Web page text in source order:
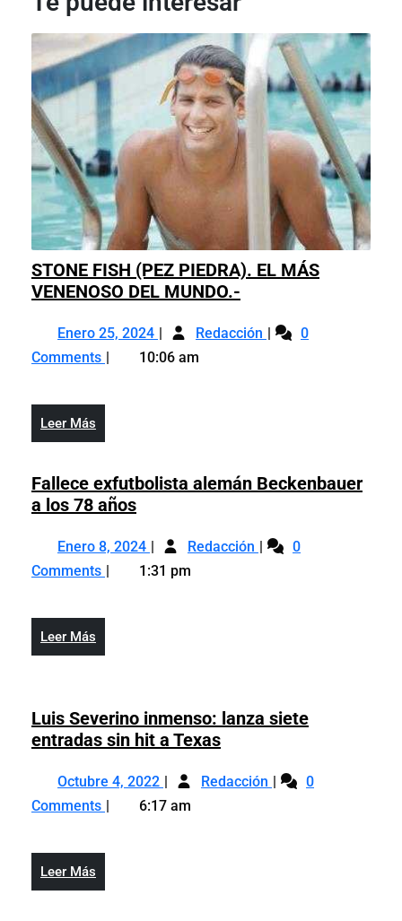
STONE FISH (PEZ PIEDRA). EL MÁS
VENENOSO DEL MUNDO.-
(PEZ
Enero 25, 2024 Enero
25,
Redacción STONE
DEL
0
Comments
10:06 am
Leer Más
Más
Fallece exfutbolista alemán Beckenbauer
a los 78 añosFallece
alemán
Beckenbauer
Enero 8, 2024 Enero
8,
2024
Redacción Fallece
0
Comments
1:31 pm
Leer Más
Más
Luis Severino inmenso: lanza siete
entradas sin hit a TexasLuis
inmenso:
Octubre 4, 2022 Octubre
4,
Redacción Luis 0
Comments
6:17 am
Leer Más
Más